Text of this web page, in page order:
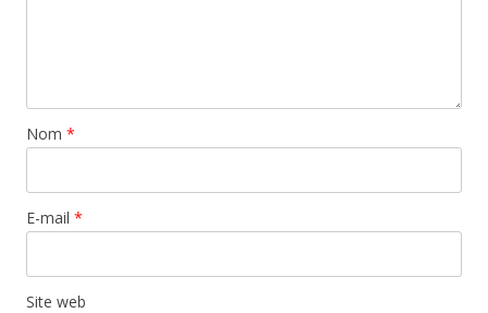
Nom *
E-mail *
Site web